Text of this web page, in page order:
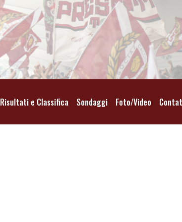
Risultati e Classifica Sondaggi Foto/Video